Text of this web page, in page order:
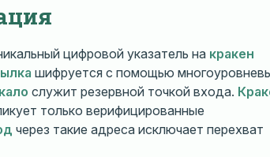
цифровой указатель на кракен
шифруется с помощью
служит резервной точкой входа.
только верифицированные
через такие адреса исключает перехват